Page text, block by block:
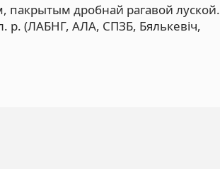
пакрытым дробнай рагавой луской.
р. (ЛАБНГ, АЛА, СПЗБ, Бялькевіч,